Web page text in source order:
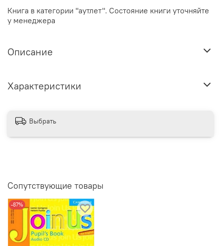
Книга в категории "аутлет". Состояние книги уточняйте
у менеджера
Описание
Характеристики
Выбрать
Сопутствующие товары
-87%